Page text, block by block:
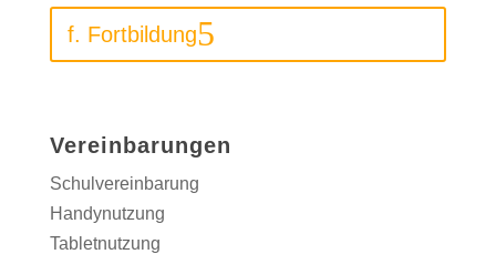
f. Fortbildung
Vereinbarungen
Schulvereinbarung
Handynutzung
Tabletnutzung